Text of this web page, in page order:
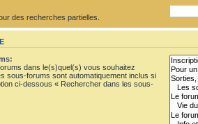
des recherches partielles.
dans le(s)quel(s) vous souhaitez
sous-forums sont automatiquement inclus si
ci-dessous « Rechercher dans les sous-